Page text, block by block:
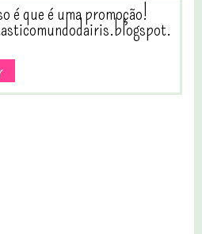
é que é uma promoção!